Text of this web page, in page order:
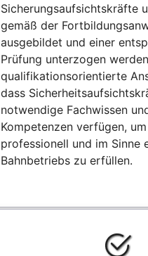
Sicherungsaufsichtskräfte
gemäß der
ausgebildet und einer
Prüfung unterzogen
qualifikationsorientierte
dass
notwendige Fachwissen
Kompetenzen verfügen,
professionell und im Sinne
Bahnbetriebs zu erfüllen.